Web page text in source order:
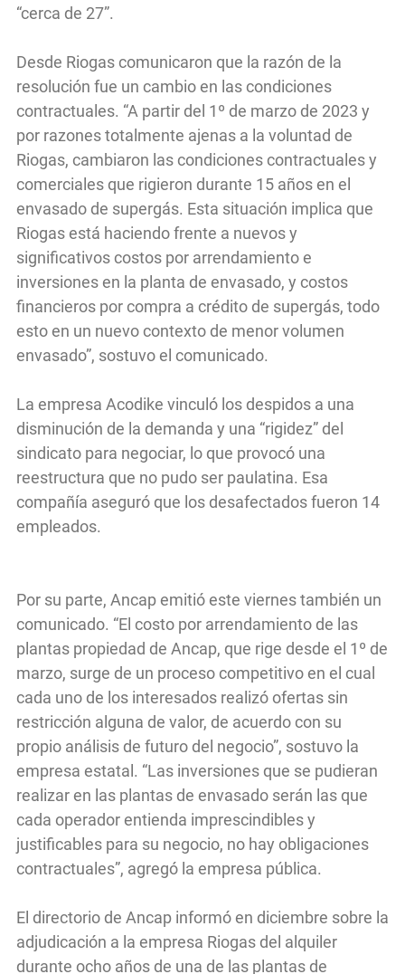
“cerca de 27”.
Desde Riogas comunicaron que la razón de la
resolución fue un cambio en las condiciones
contractuales. “A partir del 1º de marzo de 2023 y
por razones totalmente ajenas a la voluntad de
Riogas, cambiaron las condiciones contractuales y
comerciales que rigieron durante 15 años en el
envasado de supergás. Esta situación implica que
Riogas está haciendo frente a nuevos y
significativos costos por arrendamiento e
inversiones en la planta de envasado, y costos
financieros por compra a crédito de supergás, todo
esto en un nuevo contexto de menor volumen
envasado”, sostuvo el comunicado.
La empresa Acodike vinculó los despidos a una
disminución de la demanda y una “rigidez” del
sindicato para negociar, lo que provocó una
reestructura que no pudo ser paulatina. Esa
compañía aseguró que los desafectados fueron 14
empleados.
Por su parte, Ancap emitió este viernes también un
comunicado. “El costo por arrendamiento de las
plantas propiedad de Ancap, que rige desde el 1º de
marzo, surge de un proceso competitivo en el cual
cada uno de los interesados realizó ofertas sin
restricción alguna de valor, de acuerdo con su
propio análisis de futuro del negocio”, sostuvo la
empresa estatal. “Las inversiones que se pudieran
realizar en las plantas de envasado serán las que
cada operador entienda imprescindibles y
justificables para su negocio, no hay obligaciones
contractuales”, agregó la empresa pública.
El directorio de Ancap informó en diciembre sobre la
adjudicación a la empresa Riogas del alquiler
durante ocho años de una de las plantas de